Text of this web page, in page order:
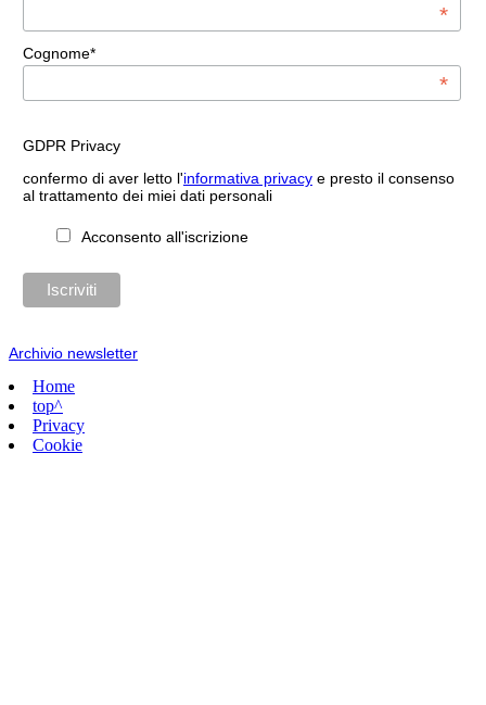
*
Cognome*
*
GDPR Privacy
confermo di aver letto l'informativa privacye presto il consenso
al trattamento dei miei dati personali
Acconsento all'iscrizione
Archivio newsletter
Home
top^
Privacy
Cookie